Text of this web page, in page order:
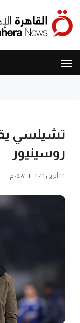
تشيلسي
روسينيور
٢٢ أبريل ٢٠٢٦ | ٠٥:٠٧ م